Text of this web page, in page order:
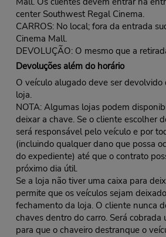
center Southwest Regal Cinema.
CARROS: No local; fora da entrada
Cinema Mall.
DEVOLUÇÃO: O mesmo que a
Devoluções além do horário
O veículo alugado deve ser devolvido
loja.
NOTA: Algumas lojas podem
deixar a chave. Se o cliente escolher
será responsável pelo veículo e por
(incluindo qualquer dano que possa
do expediente) até que o contrato
próximo dia útil.
Se a loja não tiver uma caixa para
permite que os veículos sejam
fechamento da loja. O cliente nunca
chaves dentro do carro. Será
para que o chaveiro destranque o